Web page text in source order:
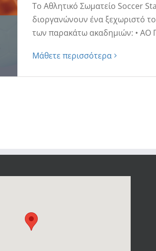
Το Αθλητικό Σωματείο Soccer
διοργανώνουν ένα ξεχωριστό
των παρακάτω ακαδημιών: • ΑΟ
Μάθετε περισσότερα